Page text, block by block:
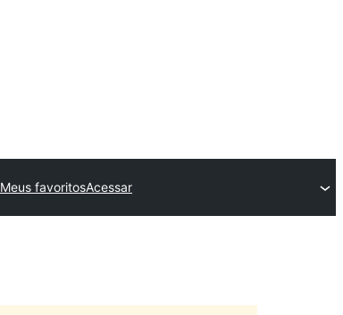
Meus favoritosAcessar